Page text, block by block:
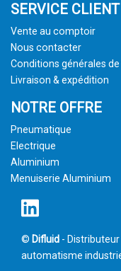
SERVICE CLIENT
Vente au comptoir
Nous contacter
Conditions générales
Livraison & expédition
NOTRE OFFRE
Pneumatique
Electrique
Aluminium
Menuiserie Aluminium
© Difluid -
automatisme